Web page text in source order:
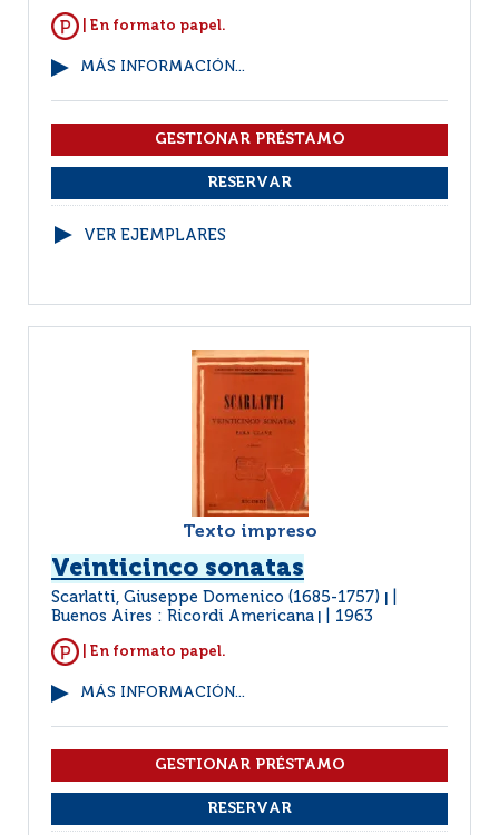
| En formato papel.
MÁS INFORMACIÓN...
VER EJEMPLARES
Texto impreso
Veinticinco sonatas
Scarlatti, Giuseppe Domenico (1685-1757)
Buenos Aires : Ricordi Americana 1963
| En formato papel.
MÁS INFORMACIÓN...